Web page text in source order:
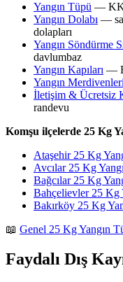
Yangın Tüpü —
Yangın Dolabı —
dolapları
Yangın Söndürme
davlumbaz
Yangın Kapıları —
Yangın Merdivenleri
İletişim & Ücretsiz
randevu
Komşu ilçelerde 25 Kg
Ataşehir 25 Kg
Avcılar 25 Kg
Bağcılar 25 Kg
Bahçelievler 25 Kg
Bakırköy 25 Kg
📖 Genel 25 Kg Yangın
Faydalı Dış